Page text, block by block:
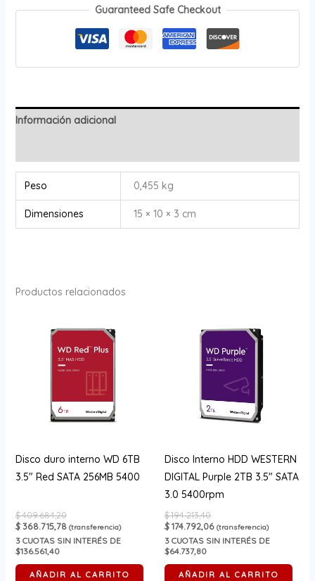
Guaranteed Safe Checkout
Información adicional
Peso 0,455 kg
Dimensiones 15 × 10 × 3 cm
Productos relacionados
Disco duro interno WD 6TB
3.5″ Red SATA 256MB 5400
$409.684,20
$368.715,78 (transferencia)
3CUOTAS SIN INTERÉS DE
$136.561,40
AÑADIR AL CARRITO
Disco Interno HDD WESTERN
DIGITAL Purple 2TB 3.5″ SATA
3.0 5400rpm
$194.213,40
$174.792,06 (transferencia)
3 CUOTAS SIN INTERÉS DE
$64.737,80
AÑADIR AL CARRITO